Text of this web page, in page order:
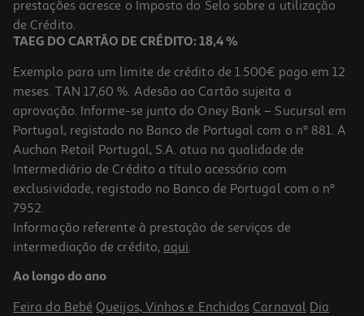
prestações acresce o Imposto do Selo sobre a utilização
de Crédito.
TAEG DO CARTÃO DE CRÉDITO: 18,4 %
Exemplo para um limite de crédito de 1.500€ pago em 12
meses. TAN 17,60 %. Adesão ao Cartão sujeita a
aprovação. Informe-se junto do Oney Bank – Sucursal em
Portugal, registado no Banco de Portugal com o nº 881. A
Auchan Retail Portugal, S.A. atua na qualidade de
Intermediário de Crédito a título acessório com
exclusividade, registado no Banco de Portugal com o nº
7952.
Informação referente à prestação de serviços de
intermediação de crédito, aqui.
Ao longo do ano
Feira do Bebé Queijos, Vinhos e Enchidos Carnaval Dia